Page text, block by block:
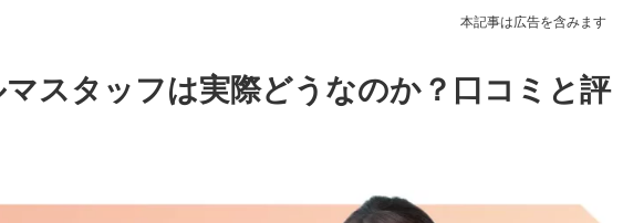
本記事は広告を含みます
マスタッフは実際どうなのか？口コミと評